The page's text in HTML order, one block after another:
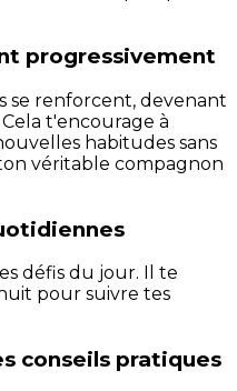
progressivement
se renforcent, devenant
t'encourage à
habitudes sans
véritable compagnon
défis du jour. Il te
pour suivre tes
conseils pratiques